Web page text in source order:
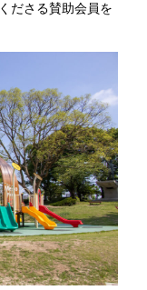
ださる賛助会員を